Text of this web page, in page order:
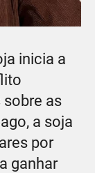
inicia a
as
a soja
por
ganhar